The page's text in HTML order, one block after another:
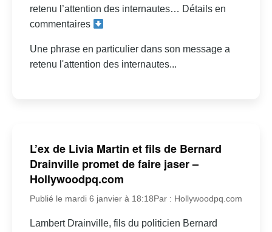
retenu l’attention des internautes… Détails en
commentaires
Une phrase en particulier dans son message a
retenu l'attention des internautes...
L’ex de Livia Martin et fils de Bernard
Drainville promet de faire jaser –
Hollywoodpq.com
Publié le mardi 6 janvier à 18:18Par : Hollywoodpq.com
Lambert Drainville, fils du politicien Bernard